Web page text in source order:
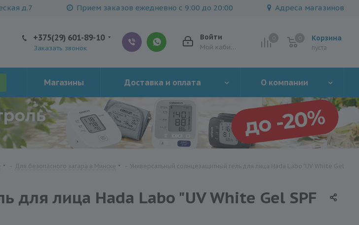
д.7 Прием заказов ежедневно с 9:00 до 20:00 Адреса магазинов
Корзина
пуста
Войти
Мой кабинет
+375(29) 601-89-10
Заказать звонок
Магазины Доставка и оплата О компании
для лица Hada Labo "UV White Gel SPF